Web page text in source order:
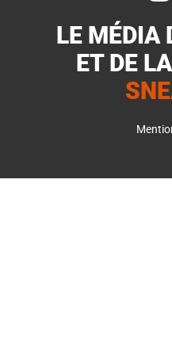
LE MÉDIA
ET DE LA